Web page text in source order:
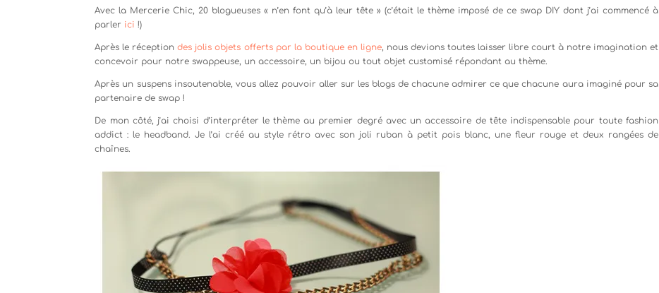
Avec la Mercerie Chic, 20 blogueuses « n’en font qu’à leur tête » (c’était le thème imposé de ce swap DIY dont j’ai commencé à
parler ici !)
Après le réceptiondes jolis objets offerts par la boutique en ligne, nous devions toutes laisser libre court à notre imagination et
concevoir pour notre swappeuse, un accessoire, un bijou ou tout objet customisé répondant au thème.
Après un suspens insoutenable, vous allez pouvoir aller sur les blogs de chacune admirer ce que chacune aura imaginé pour sa
partenaire de swap !
De mon côté, j’ai choisi d’interpréter le thème au premier degré avec un accessoire de tête indispensable pour toute fashion
addict : le headband. Je l’ai créé au style rétro avec son joli ruban à petit pois blanc, une fleur rouge et deux rangées de
chaînes.